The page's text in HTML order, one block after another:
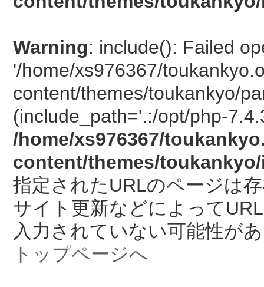
Warning: include(): Failed
'/home/xs976367/
content/themes/toukankyo/
(include_path='.:/opt/php-
/home/xs976367/
content/themes/
指定されたURLのページは
サイト更新などによって
入力されていない可能性が
トップページへ